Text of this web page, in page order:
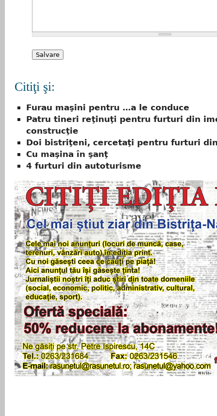
Citiţi şi:
Furau maşini pentru …a le conduce
Patru tineri reţinuţi pentru furturi din
construcţie
Doi bistriţeni, cercetaţi pentru furturi
Cu maşina în şanţ
4 furturi din autoturisme